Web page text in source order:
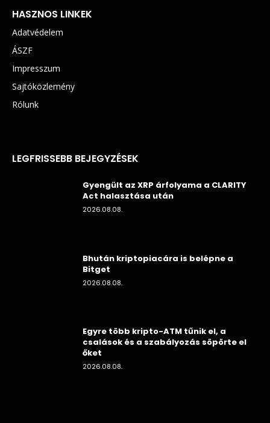
HASZNOS LINKEK
Adatvédelem
ÁSZF
Impresszum
Sajtóközlemény
Rólunk
LEGFRISSEBB BEJEGYZÉSEK
Gyengült az XRP árfolyama a CLARITY
Act halasztása után
2026.08.08.
Bhután kriptopiacára is belépne a
Bitget
2026.08.08.
Egyre több kripto-ATM tűnik el, a
csalások és a szabályozás söpörte el
őket
2026.08.08.